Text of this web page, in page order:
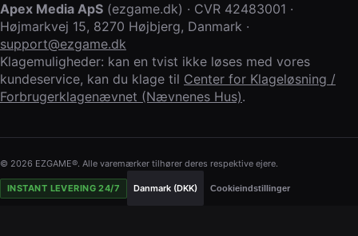
Apex Media ApS (ezgame.dk) · CVR 42483001 ·
Højmarkvej 15, 8270 Højbjerg, Danmark ·
support@ezgame.dk
Klagemuligheder: kan en tvist ikke løses med vores
kundeservice, kan du klage til Center for Klageløsning /
Forbrugerklagenævnet (Nævnenes Hus).
© 2026 EZGAME®. Alle varemærker tilhører deres respektive ejere.
INSTANT LEVERING 24/7 Danmark (DKK) Cookieindstillinger